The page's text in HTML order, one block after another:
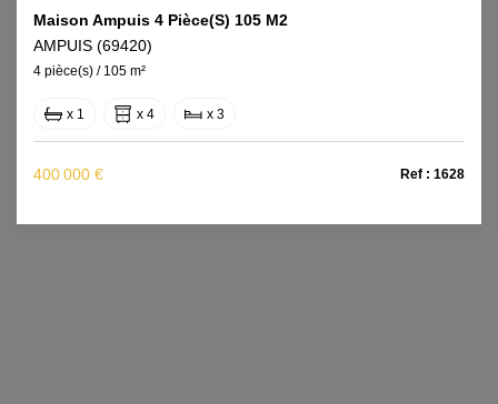
Maison Ampuis 4 Pièce(s) 105 M2
AMPUIS (69420)
4 pièce(s) / 105 m²
x 1 x 4 x 3
400 000 € Ref : 1628